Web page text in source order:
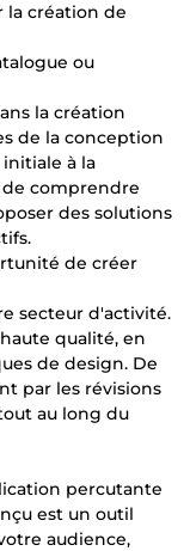
la création de
ou
la création
de la conception
à la
comprendre
des solutions
de créer
secteur d'activité.
qualité, en
de design. De
par les révisions
au long du
percutante
est un outil
audience,